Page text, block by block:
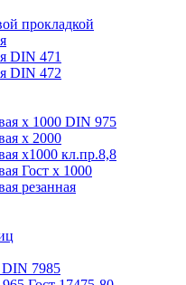
прокладкой
DIN 471
DIN 472
х 1000 DIN 975
х 2000
х1000 кл.пр.8,8
Гост х 1000
резанная
7985